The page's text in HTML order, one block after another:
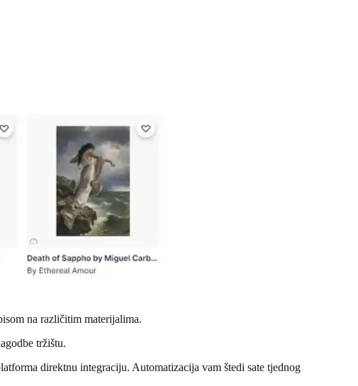
na različitim materijalima.
tržištu.
direktnu integraciju. Automatizacija vam štedi sate tjednog